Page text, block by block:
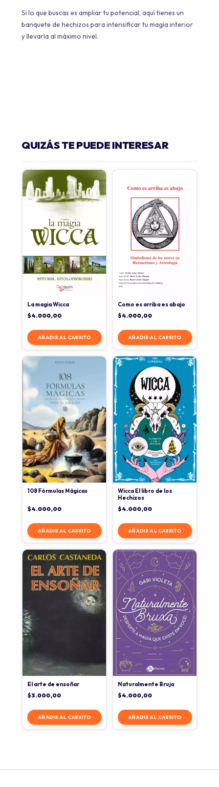
Si lo que buscas es ampliar tu potencial, aquí tienes un
banquete de hechizos para intensificar tu magia interior
y llevarla al máximo nivel.
QUIZÁS TE PUEDE INTERESAR
La magia Wicca
$4.000,00
AÑADIR AL CARRITO
Como es arriba es abajo
$4.000,00
AÑADIR AL CARRITO
108 Fórmulas Mágicas
$4.000,00
AÑADIR AL CARRITO
Wicca El libro de los
Hechizos
$4.000,00
AÑADIR AL CARRITO
El arte de ensoñar
$3.000,00
AÑADIR AL CARRITO
Naturalmente Bruja
$4.000,00
AÑADIR AL CARRITO